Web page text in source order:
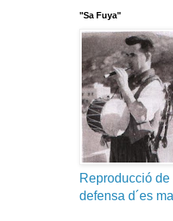
"Sa Fuya"
Reproducció
defensa d´es